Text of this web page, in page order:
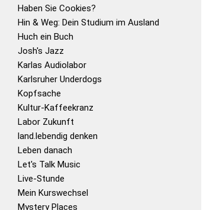
Haben Sie Cookies?
Hin & Weg: Dein Studium im Ausland
Huch ein Buch
Josh's Jazz
Karlas Audiolabor
Karlsruher Underdogs
Kopfsache
Kultur-Kaffeekranz
Labor Zukunft
land.lebendig denken
Leben danach
Let's Talk Music
Live-Stunde
Mein Kurswechsel
Mystery Places